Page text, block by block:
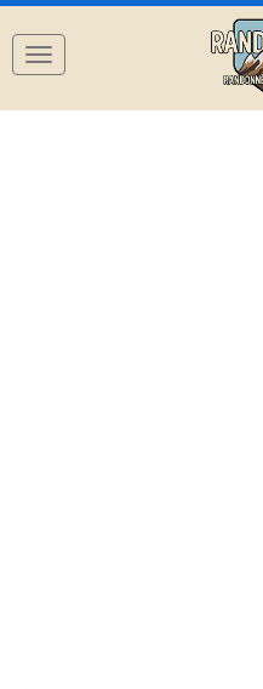
Navigation